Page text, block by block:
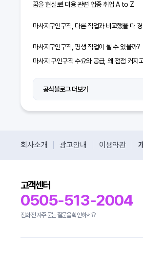
꿈을 현실로! 미용 관련 업종 취업 A to Z
마사지구인구직, 평생 직업이 될 수 있을까?
마사지 구인구직 수요와 공급, 왜 점점 커지
공식블로그 더보기
회사소개 광고안내 이용약관
고객센터
0505-513-2004
전화 전 자주 묻는 질문을 확인하세요